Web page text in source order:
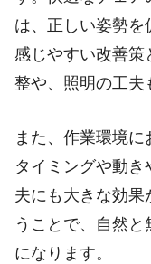
は、正しい姿勢を
感じやすい改善策
整や、照明の工夫
また、作業環境
タイミングや動
夫にも大きな効
うことで、自然
になります。